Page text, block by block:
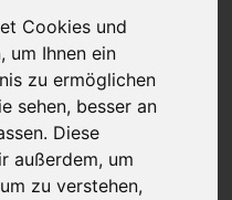
Cookies und
um Ihnen ein
zu ermöglichen
sehen, besser an
Diese
außerdem, um
zu verstehen,
€